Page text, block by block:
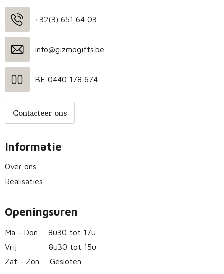
+32(3) 651 64 03
info@gizmogifts.be
BE 0440 178 674
Contacteer ons
Informatie
Over ons
Realisaties
Openingsuren
Ma - Don
8u30 tot 17u
Vrij
8u30 tot 15u
Zat - Zon
Gesloten